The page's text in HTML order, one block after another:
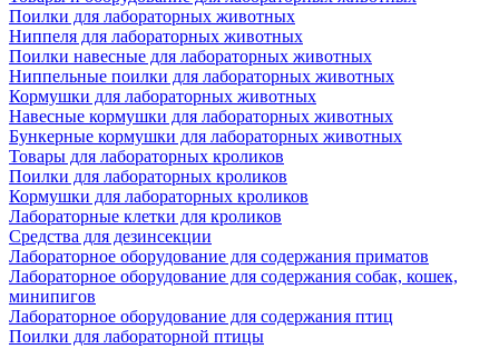
Поилки для лабораторных животных
Ниппеля для лабораторных животных
Поилки навесные для лабораторных животных
Ниппельные поилки для лабораторных животных
Кормушки для лабораторных животных
Навесные кормушки для лабораторных животных
Бункерные кормушки для лабораторных животных
Товары для лабораторных кроликов
Поилки для лабораторных кроликов
Кормушки для лабораторных кроликов
Лабораторные клетки для кроликов
Средства для дезинсекции
Лабораторное оборудование для содержания приматов
Лабораторное оборудование для содержания собак, кошек,
минипигов
Лабораторное оборудование для содержания птиц
Поилки для лабораторной птицы